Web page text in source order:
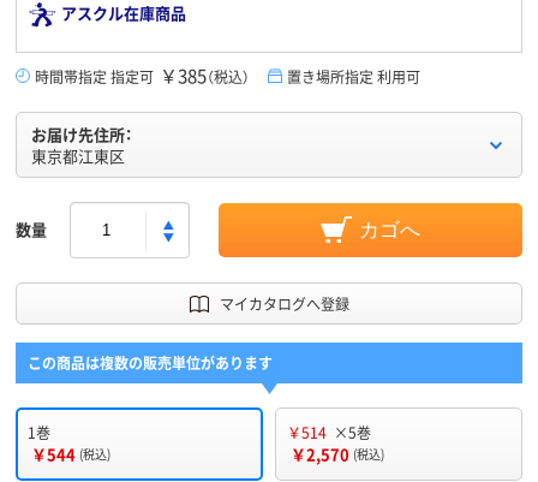
アスクル在庫商品
時間帯指定 指定可 ￥385（税込） 置き場所指定 利用可
お届け先住所：
東京都江東区
数量 カゴへ
マイカタログへ登録
この商品は複数の販売単位があります
1巻
￥544 (税込)
￥514 ×5巻
￥2,570 (税込)